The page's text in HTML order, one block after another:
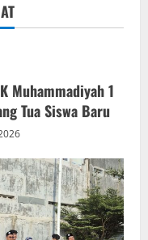
Muhammadiyah 1
Tua Siswa Baru